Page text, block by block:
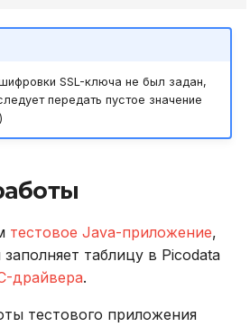
SSL-ключа не был задан,
передать пустое значение
)
тестовое Java-приложение,
таблицу в Picodata
драйвера.
тестового приложения